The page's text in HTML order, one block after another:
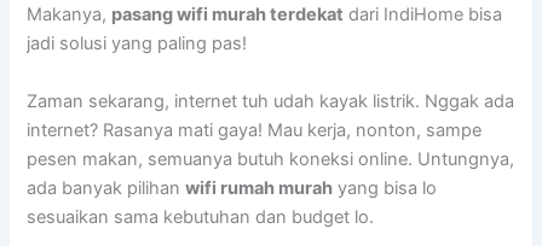
Makanya, pasang wifi murah terdekat dari IndiHome bisa
jadi solusi yang paling pas!
Zaman sekarang, internet tuh udah kayak listrik. Nggak ada
internet? Rasanya mati gaya! Mau kerja, nonton, sampe
pesen makan, semuanya butuh koneksi online. Untungnya,
ada banyak pilihanwifi rumah murah yang bisa lo
sesuaikan sama kebutuhan dan budget lo.